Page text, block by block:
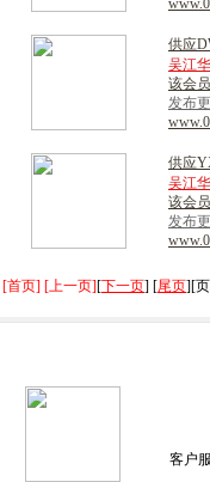
供应D
吴江
该会
发布
供应Y
吴江
该会
发布
[首页] [上一页][下一页] [尾页][
客户